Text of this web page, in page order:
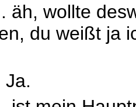
äh, wollte
du weißt ja
Ja.